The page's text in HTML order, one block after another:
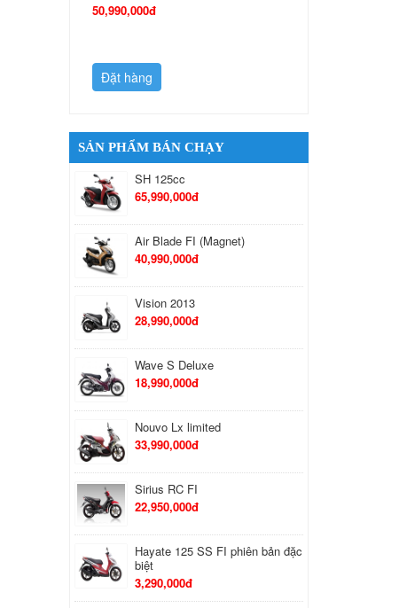
50,990,000đ
Đặt hàng
SẢN PHẨM BÁN CHẠY
SH 125cc
65,990,000đ
Air Blade FI (Magnet)
40,990,000đ
Vision 2013
28,990,000đ
Wave S Deluxe
18,990,000đ
Nouvo Lx limited
33,990,000đ
Sirius RC FI
22,950,000đ
Hayate 125 SS FI phiên bản đặc
biệt
3,290,000đ